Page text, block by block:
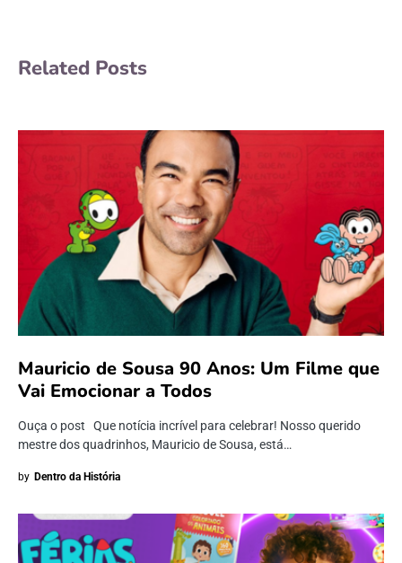
Related Posts
Mauricio de Sousa 90 Anos: Um Filme que
Vai Emocionar a Todos
Ouça o post Que notícia incrível para celebrar! Nosso querido
mestre dos quadrinhos, Mauricio de Sousa, está…
by Dentro da História